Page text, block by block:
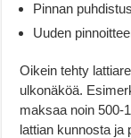
Pinnan
Uuden
Oikein tehty
ulkonäköä.
maksaa noin 500-
lattian kunnosta ja